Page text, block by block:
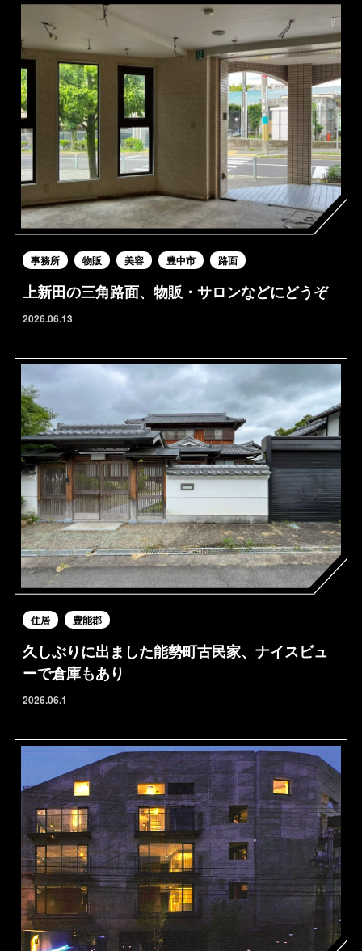
事務所 物販 美容 豊中市 路面
上新田の三角路面、物販・サロンなどにどうぞ
2026.06.13
住居 豊能郡
久しぶりに出ました能勢町古民家、ナイスビュ
ーで倉庫もあり
2026.06.1